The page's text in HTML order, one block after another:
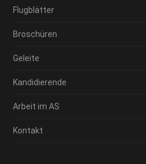
Flugblätter
Broschüren
Geleite
Kandidierende
Arbeit im AS
Kontakt